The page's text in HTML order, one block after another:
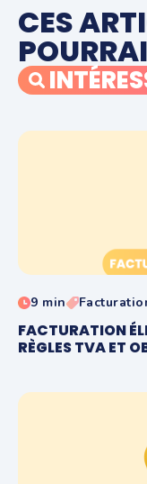
CES
9 min
FACTURATION
RÈGLES TVA ET